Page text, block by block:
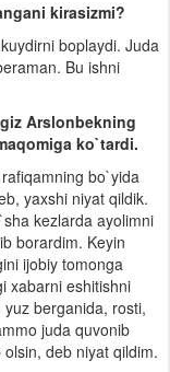
kirasizmi?
boplaydi. Juda
Bu ishni
Arslonbekning
ko`tardi.
bo`yida
yaxshi niyat qildik.
kezlarda ayolimni
borardim. Keyin
ijobiy tomonga
xabarni eshitishni
berganida, rosti,
juda quvonib
deb niyat qildim.